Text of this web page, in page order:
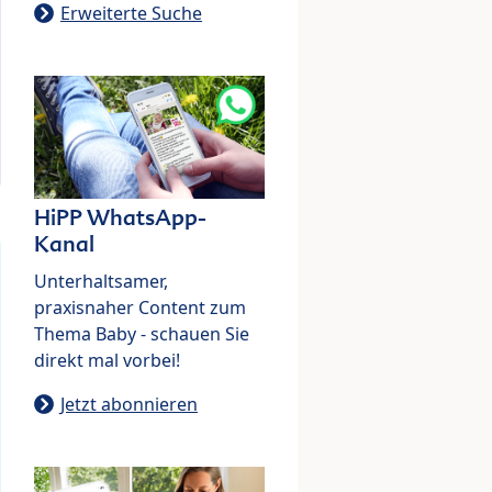
Erweiterte Suche
HiPP WhatsApp-
Kanal
Unterhaltsamer,
praxisnaher Content zum
Thema Baby - schauen Sie
direkt mal vorbei!
Jetzt abonnieren